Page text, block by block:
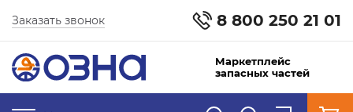
8 800 250 21 01
Заказать звонок
Маркетплейс
запасных частей